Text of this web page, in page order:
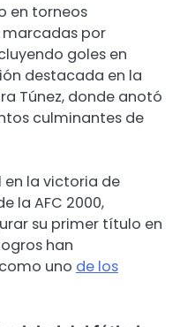
en torneos
por
goles en
destacada en la
Túnez, donde anotó
culminantes de
en la victoria de
la AFC 2000,
su primer título en
han
uno de los